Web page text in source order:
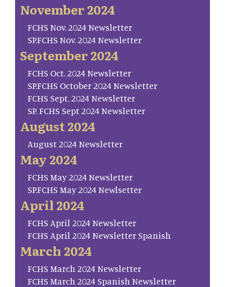
November 2024
FCHS Nov. 2024 Newsletter
SP.FCHS Nov. 2024 Newsletter
September 2024
FCHS Oct. 2024 Newsletter
SP.FCHS October 2024 Newsletter
FCHS Sept. 2024 Newsletter
SP. FCHS Sept 2024 Newsletter
August 2024
August 2024 Newsletter
May 2024
FCHS May 2024 Newsletter
SP.FCHS May 2024 Newlsetter
April 2024
FCHS April 2024 Newsletter
FCHS April 2024 Newsletter Spanish
March 2024
FCHS March 2024 Newsletter
FCHS March 2024 Spanish Newsletter